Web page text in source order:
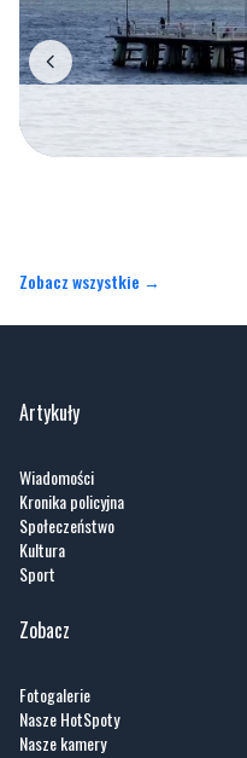
Zobacz wszystkie →
Artykuły
Wiadomości
Kronika policyjna
Społeczeństwo
Kultura
Sport
Zobacz
Fotogalerie
Nasze HotSpoty
Nasze kamery